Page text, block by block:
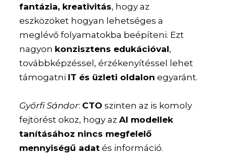
fantázia, kreativitás, hogy az
eszközöket hogyan lehetséges a
meglévő folyamatokba beépíteni. Ezt
nagyon konzisztens edukációval,
továbbképzéssel, érzékenyítéssel lehet
támogatni IT és üzleti oldalon egyaránt.
Győrfi Sándor: CTO szinten az is komoly
fejtörést okoz, hogy azAI modellek
tanításához nincs megfelelő
mennyiségű adat és információ.